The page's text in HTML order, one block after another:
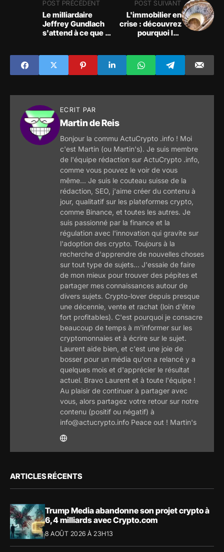
POST PRÉCÉDENT
Le milliardaire
Jeffrey Gundlach
s'attend à ce que la
prochaine - "Ce
serait la dernière
hausse"
POST SUIVANT
L'immobilier en
crise : découvrez
pourquoi les
sont en chute libre
ECRIT PAR
Martin de Reis
Bonjour la commu ActuCrypto .info ! Moi
c'est Martin (ou Martin's). Je suis membre
de l'équipe rédaction sur ActuCrypto .info,
comme vous pouvez le voir de vous
même... Je suis le couteau suisse de la
rédaction, SEO, j'aime créer du contenu à
jour, qualitatif sur les plateformes crypto,
comme Binance, et toutes les autres. Je
suis passionné par la finance et la
régulation avec l'innovation qui gravite sur
l'adoption des crypto. Toujours à la
recherche d'apprendre de nouvelles choses
sur tout type de sujets... J'essaie de faire
de mon mieux pour trouver des pépites et
partager mes connaissances autour de
divers sujets. Crypto-lover depuis presque
une décennie, vente et rachat (loin d'être
fort profitables). C'est pourquoi je consacre
beaucoup de temps à m'informer sur les
cryptomonnaies et à écrire sur le sujet.
Laurent aide bien, et c'est une joie de
bosser pour un média qu'on a relancé y a
quelques mois et d'apprécier le résultat
actuel. Bravo Laurent et à toute l'équipe !
Au plaisir de continuer à partager avec
vous, alors partagez votre retour sur notre
contenu (positif ou négatif) à
info@actucrypto.info Peace out ! Martin's
ARTICLES RÉCENTS
Trump Media abandonne son projet crypto à
6,4 milliards avec Crypto.com
8 AOÛT 2026 À 23H13